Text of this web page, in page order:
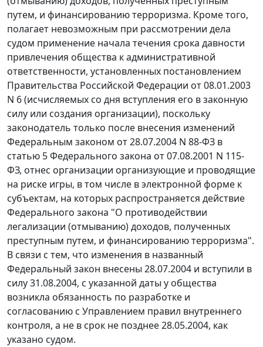
путем, и финансированию терроризма. Кроме того,
полагает невозможным при рассмотрении дела
судом применение начала течения срока давности
привлечения общества к административной
ответственности, установленных постановлением
Правительства Российской Федерации от 08.01.2003
N 6 (исчисляемых со дня вступления его в законную
силу или создания организации), поскольку
законодатель только после внесения изменений
Федеральным законом от 28.07.2004 N 88-ФЗ в
статью 5 Федерального закона от 07.08.2001 N 115-
ФЗ, отнес организации организующие и проводящие
на риске игры, в том числе в электронной форме к
субъектам, на которых распространяется действие
Федерального закона "О противодействии
легализации (отмыванию) доходов, полученных
преступным путем, и финансированию терроризма".
В связи с тем, что изменения в названный
Федеральный закон внесены 28.07.2004 и вступили в
силу 31.08.2004, с указанной даты у общества
возникла обязанность по разработке и
согласованию с Управлением правил внутреннего
контроля, а не в срок не позднее 28.05.2004, как
указано судом.